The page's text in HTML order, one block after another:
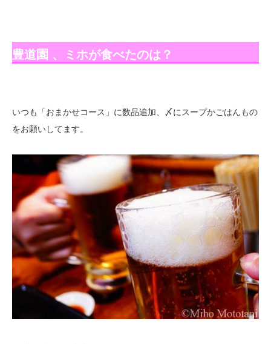
豊道園 、ミホが食べたのは？
いつも「おまかせコース」に数品追加、〆にスープかごはんもの
をお願いしてます。